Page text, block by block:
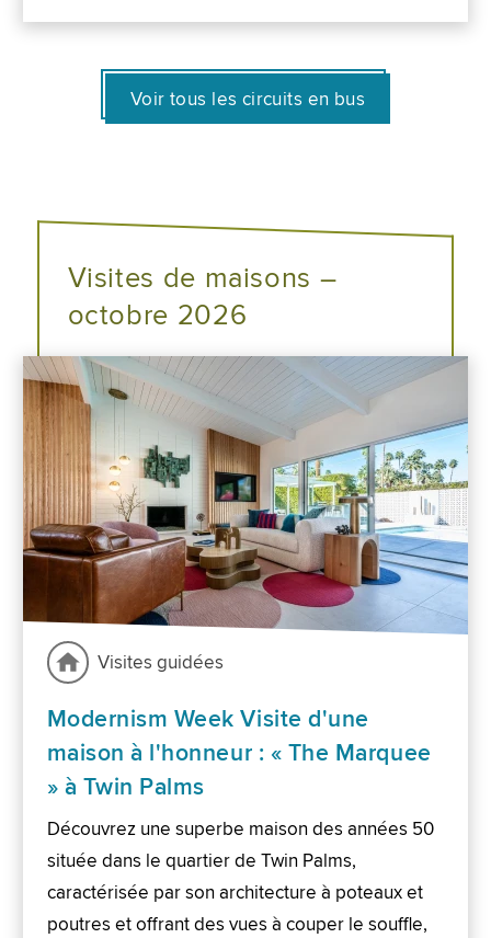
Voir tous les circuits en bus
Visites de maisons –
octobre 2026
Visites guidées
Modernism Week Visite d'une
maison à l'honneur : « The Marquee
» à Twin Palms
Découvrez une superbe maison des années 50
située dans le quartier de Twin Palms,
caractérisée par son architecture à poteaux et
poutres et offrant des vues à couper le souffle,